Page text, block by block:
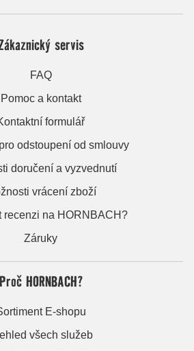
servis
FAQ
Pomoc a kontakt
formulář
odstoupení od smlouvy
doručení a vyzvednutí
vrácení zboží
recenzi na HORNBACH?
Záruky
Proč HORNBACH?
E-shopu
všech služeb